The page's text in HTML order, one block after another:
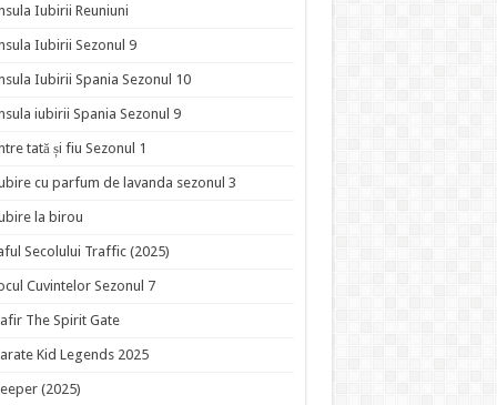
Iubirii Reuniuni
Iubirii Sezonul 9
Iubirii Spania Sezonul 10
iubirii Spania Sezonul 9
tată și fiu Sezonul 1
cu parfum de lavanda sezonul 3
la birou
Secolului Traffic (2025)
Cuvintelor Sezonul 7
The Spirit Gate
Kid Legends 2025
(2025)